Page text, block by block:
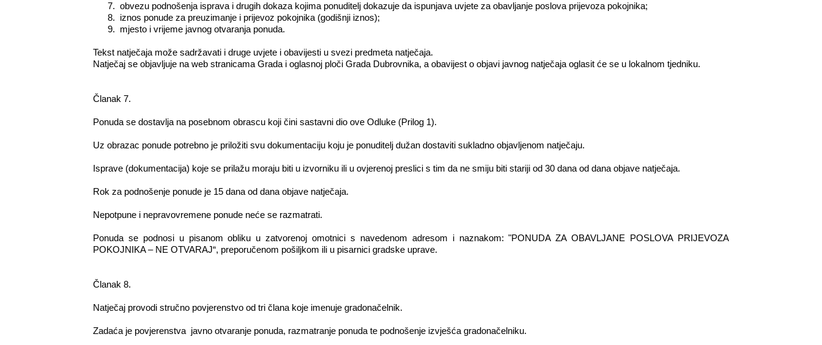
7. obvezu podnošenja isprava i drugih dokaza kojima ponuditelj dokazuje da ispunjava uvjete za obavljanje poslova prijevoza pokojnika;
8.
iznos ponude za preuzimanje i prijevoz pokojnika (godišnji iznos);
9.
mjesto i vrijeme javnog otvaranja ponuda.
Tekst natječaja može sadržavati i druge uvjete i obavijesti u svezi predmeta natječaja.
Natječaj se objavljuje na web stranicama Grada i oglasnoj ploči Grada Dubrovnika, a obavijest o objavi javnog natječaja oglasit će se u lokalnom tjedniku.
Članak 7.
Ponuda se dostavlja na posebnom obrascu koji čini sastavni dio ove Odluke (Prilog 1).
Uz obrazac ponude potrebno je priložiti svu dokumentaciju koju je ponuditelj dužan dostaviti sukladno objavljenom natječaju.
Isprave (dokumentacija) koje se prilažu moraju biti u izvorniku ili u ovjerenoj preslici s tim da ne smiju biti stariji od 30 dana od dana objave natječaja.
Rok za podnošenje ponude je 15 dana od dana objave natječaja.
Nepotpune i nepravovremene ponude neće se razmatrati.
Ponuda se podnosi u pisanom obliku u zatvorenoj omotnici s navedenom adresom i naznakom: "PONUDA ZA OBAVLJANE POSLOVA PRIJEVOZA
POKOJNIKA – NE OTVARAJ“, preporučenom pošiljkom ili u pisarnici gradske uprave.
Članak 8.
Natječaj provodi stručno povjerenstvo od tri člana koje imenuje gradonačelnik.
Zadaća je povjerenstva javno otvaranje ponuda, razmatranje ponuda te podnošenje izvješća gradonačelniku.